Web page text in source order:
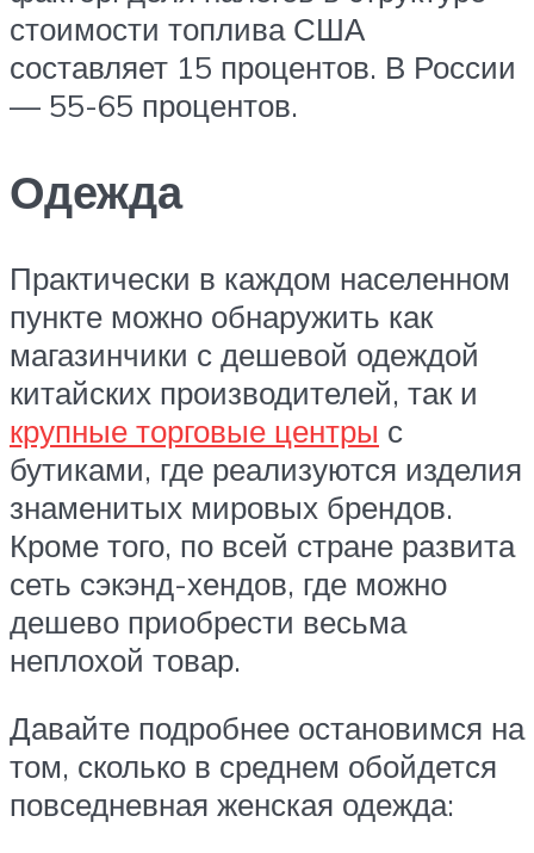
стоимости топлива США
составляет 15 процентов. В России
— 55-65 процентов.
Одежда
Практически в каждом населенном
пункте можно обнаружить как
магазинчики с дешевой одеждой
китайских производителей, так и
крупные торговые центры с
бутиками, где реализуются изделия
знаменитых мировых брендов.
Кроме того, по всей стране развита
сеть сэкэнд-хендов, где можно
дешево приобрести весьма
неплохой товар.
Давайте подробнее остановимся на
том, сколько в среднем обойдется
повседневная женская одежда: